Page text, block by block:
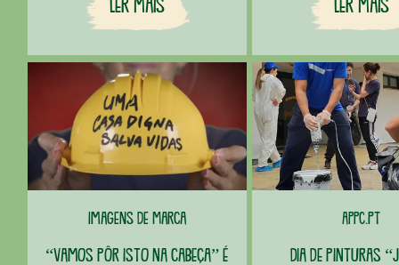
Imagens de Marca
“Vamos pôr isto na cabeça” é
APPC.pt
Dia de pinturas